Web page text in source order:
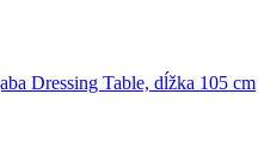
Dressing Table, dĺžka 105 cm